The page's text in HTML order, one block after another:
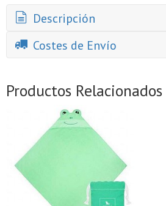
Descripción
Costes de Envío
Productos Relacionados